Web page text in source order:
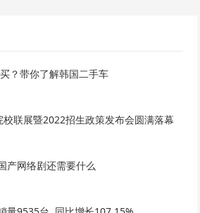
？带你了解韩国二手车
联展暨2022招生政策发布会圆满落幕
产网络剧还需要什么